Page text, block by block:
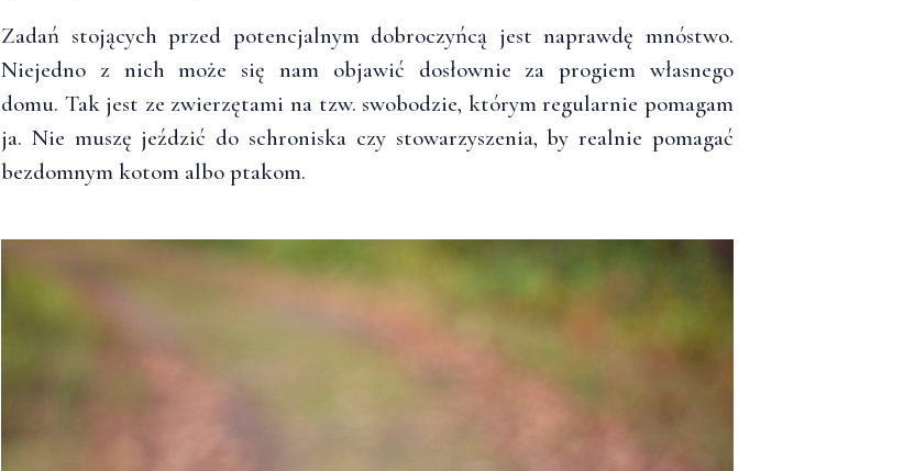
Zadań stojących przed potencjalnym dobroczyńcą jest naprawdę mnóstwo.
Niejedno z nich może się nam objawić dosłownie za progiem własnego
domu. Tak jest ze zwierzętami na tzw. swobodzie, którym regularnie pomagam
ja. Nie muszę jeździć do schroniska czy stowarzyszenia, by realnie pomagać
bezdomnym kotom albo ptakom.